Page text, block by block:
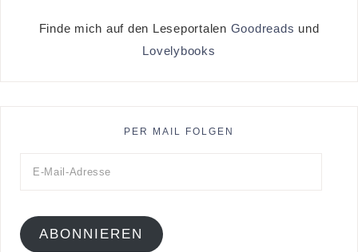
Finde mich auf den Leseportalen Goodreads und
Lovelybooks
PER MAIL FOLGEN
ABONNIEREN